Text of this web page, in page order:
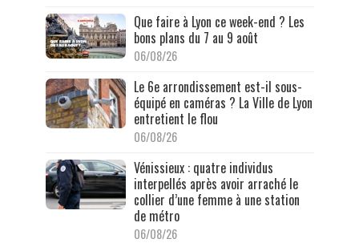
Que faire à Lyon ce week-end ? Les
bons plans du 7 au 9 août
06/08/26
Le 6e arrondissement est-il sous-
équipé en caméras ? La Ville de Lyon
entretient le flou
06/08/26
Vénissieux : quatre individus
interpellés après avoir arraché le
collier d’une femme à une station
de métro
06/08/26